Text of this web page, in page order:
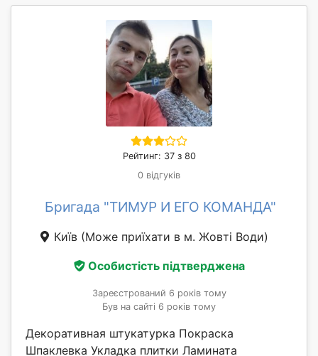
Рейтинг: 37 з 80
0 відгуків
Бригада "ТИМУР И ЕГО КОМАНДА"
Київ (Може приїхати в м. Жовті Води)
Особистість підтверджена
Зареєстрований 6 років тому
Був на сайті 6 років тому
Декоративная штукатурка Покраска
Шпаклевка Укладка плитки Ламината